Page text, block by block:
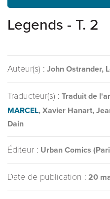
Legends - T. 2
Auteur(s) : John Ostrander,
Traducteur(s) : Traduit de
MARCEL, Xavier Hanart,
Dain
Éditeur : Urban Comics
Date de publication : 20